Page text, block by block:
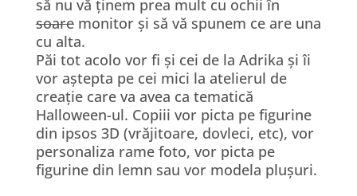
să nu vă ținem prea mult cu ochii în
soaremonitor și să vă spunem ce are una
cu alta.
Păi tot acolo vor fi și cei de la Adrika și îi
vor aștepta pe cei mici la atelierul de
creație care va avea ca tematică
Halloween-ul. Copiii vor picta pe figurine
din ipsos 3D (vrăjitoare, dovleci, etc), vor
personaliza rame foto, vor picta pe
figurine din lemn sau vor modela plușuri.